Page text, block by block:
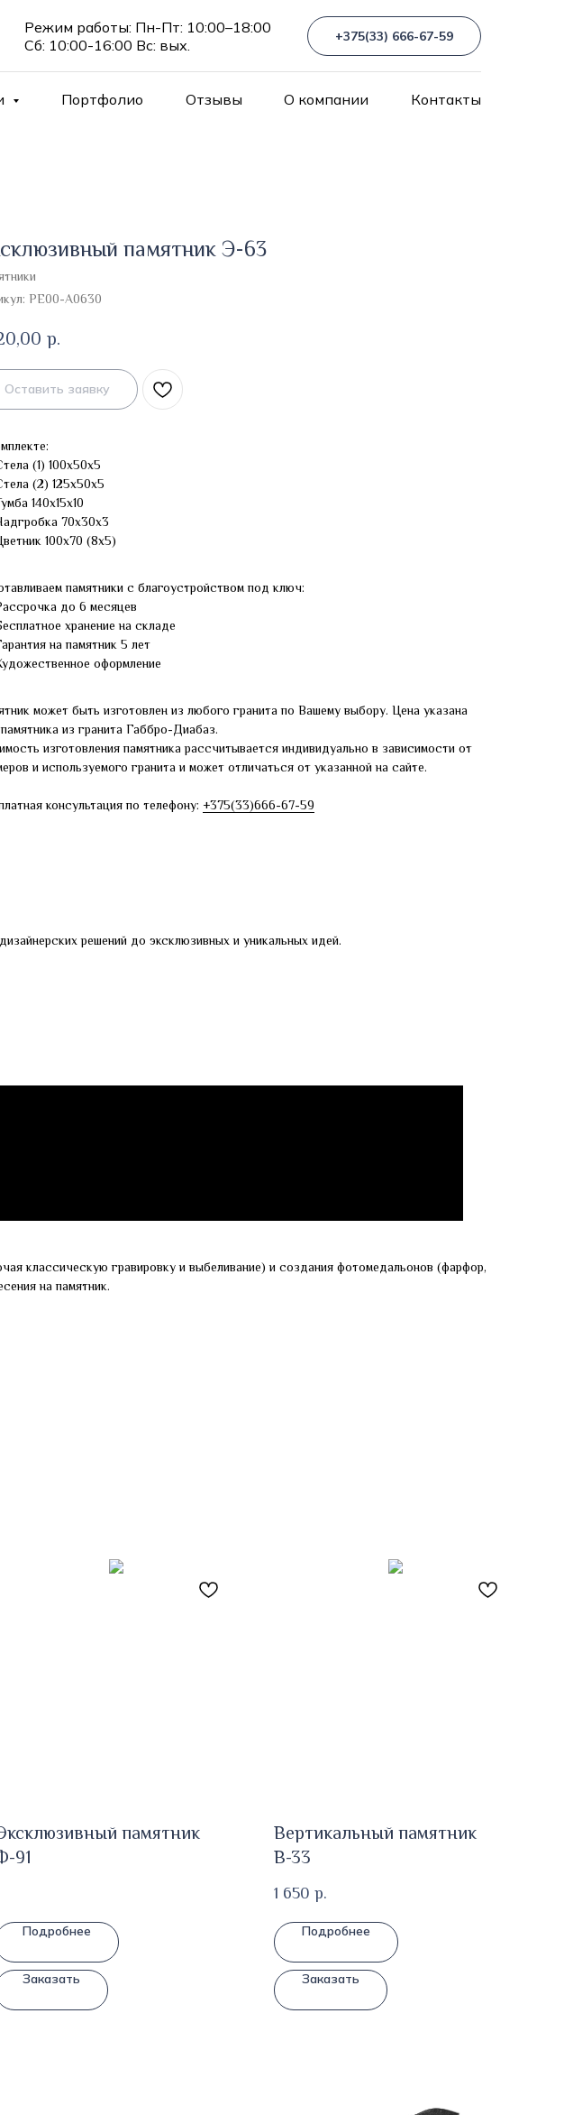
Режим работы: Пн-Пт: 10:00–18:00
Сб: 10:00-16:00 Вс: вых.
+375(33) 666-67-59
Портфолио Отзывы О компании Контакты
памятник Э-63
PE00-A0630
р.
Оставить заявку
(1) 100х50х5
(2) 125х50х5
140х15х10
70х30х3
100х70 (8х5)
памятники с благоустройством под ключ:
до 6 месяцев
хранение на складе
на памятник 5 лет
оформление
может быть изготовлен из любого гранита по Вашему выбору. Цена указана
из гранита Габбро-Диабаз.
изготовления памятника рассчитывается индивидуально в зависимости от
и используемого гранита и может отличаться от указанной на сайте.
консультация по телефону: +375(33)666-67-59
решений до эксклюзивных и уникальных идей.
классическую гравировку и выбеливание) и создания фотомедальонов (фарфор,
на памятник.
памятник
91
Подробнее
Заказать
Вертикальный памятник
В-33
1 650 р.
Подробнее
Заказать